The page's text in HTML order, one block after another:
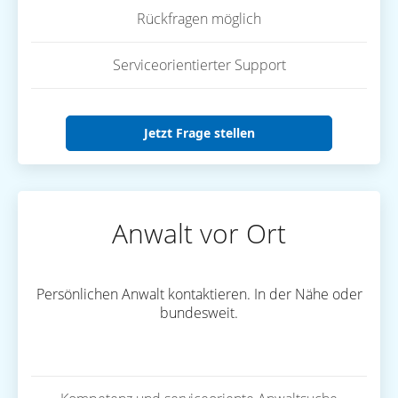
Rückfragen möglich
Serviceorientierter Support
Jetzt Frage stellen
Anwalt vor Ort
Persönlichen Anwalt kontaktieren. In der Nähe oder
bundesweit.